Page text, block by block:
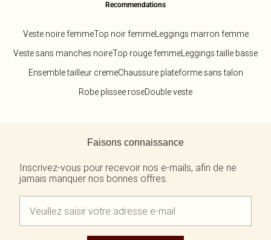
Recommendations
Veste noire femmeTop noir femmeLeggings marron femme
Veste sans manches noireTop rouge femmeLeggings taille basse
Ensemble tailleur cremeChaussure plateforme sans talon
Robe plissee roseDouble veste
Faisons connaissance
Inscrivez-vous pour recevoir nos e-mails, afin de ne
jamais manquer nos bonnes offres.